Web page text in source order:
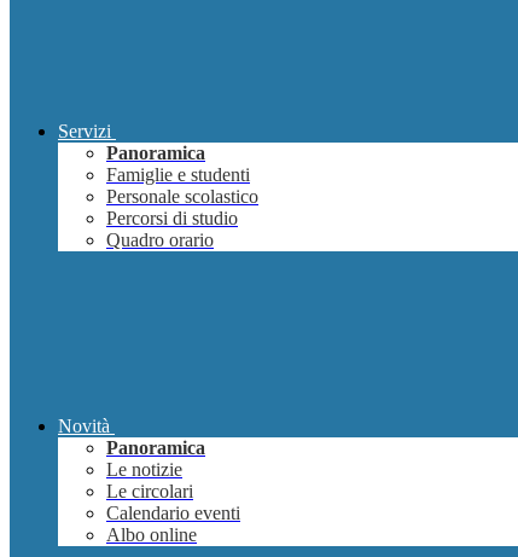
Servizi
Panoramica
Famiglie e studenti
Personale scolastico
Percorsi di studio
Quadro orario
Novità
Panoramica
Le notizie
Le circolari
Calendario eventi
Albo online